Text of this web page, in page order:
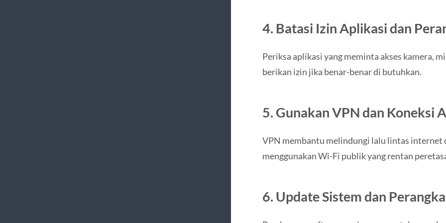
4. Batasi Izin Aplikasi dan
Periksa aplikasi yang meminta akses kamera,
berikan izin jika benar-benar di butuhkan.
5. Gunakan VPN dan Koneksi
VPN membantu melindungi lalu lintas internet
menggunakan Wi-Fi publik yang rentan
6. Update Sistem dan